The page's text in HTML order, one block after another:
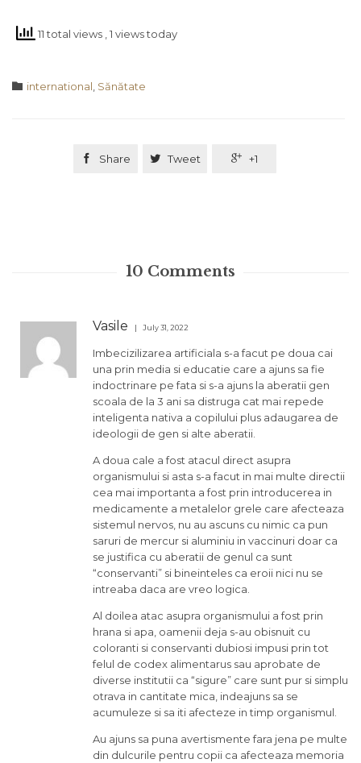
11 total views , 1 views today
 Category
international Sănătate
 Share  Tweet  +1
10 Comments
Vasile July 31, 2022
Imbecizilizarea artificiala s-a facut pe doua cai
una prin media si educatie care a ajuns sa fie
indoctrinare pe fata si s-a ajuns la aberatii gen
scoala de la 3 ani sa distruga cat mai repede
inteligenta nativa a copilului plus adaugarea de
ideologii de gen si alte aberatii.
A doua cale a fost atacul direct asupra
organismului si asta s-a facut in mai multe directii
cea mai importanta a fost prin introducerea in
medicamente a metalelor grele care afecteaza
sistemul nervos, nu au ascuns cu nimic ca pun
saruri de mercur si aluminiu in vaccinuri doar ca
se justifica cu aberatii de genul ca sunt
“conservanti” si bineinteles ca eroii nici nu se
intreaba daca are vreo logica.
Al doilea atac asupra organismului a fost prin
hrana si apa, oamenii deja s-au obisnuit cu
coloranti si conservanti dubiosi impusi prin tot
felul de codex alimentarus sau aprobate de
diverse institutii ca “sigure” care sunt pur si simplu
otrava in cantitate mica, indeajuns sa se
acumuleze si sa iti afecteze in timp organismul.
Au ajuns sa puna avertismente fara jena pe multe
din dulcurile pentru copii ca afecteaza memoria